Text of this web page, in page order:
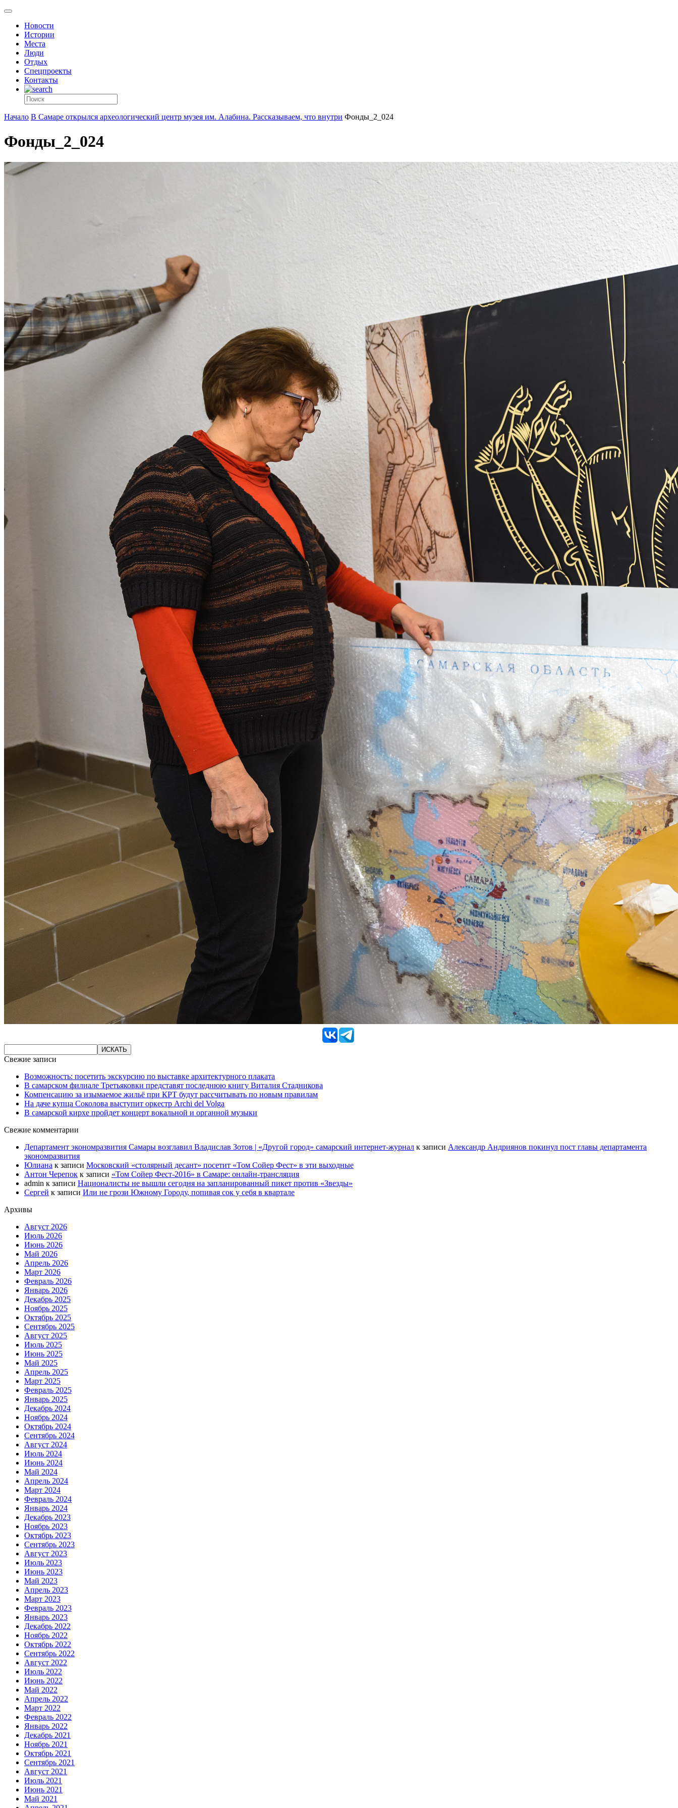
Новости
Истории
Места
Люди
Отдых
Спецпроекты
Контакты
Начало В Самаре открылся археологический центр музея им. Алабина. Рассказываем, что внутри Фонды_2_024
Фонды_2_024
Свежие записи
Возможность: посетить экскурсию по выставке архитектурного плаката
В самарском филиале Третьяковки представят последнюю книгу Виталия Стадникова
Компенсацию за изымаемое жильё при КРТ будут рассчитывать по новым правилам
На даче купца Соколова выступит оркестр Archi del Volga
В самарской кирхе пройдет концерт вокальной и органной музыки
Свежие комментарии
Департамент экономразвития Самары возглавил Владислав Зотов | «Другой город» самарский интернет-журнал к записи Александр Андриянов покинул пост главы департамента
экономразвития
Юлиана к записи Московский «столярный десант» посетит «Том Сойер Фест» в эти выходные
Антон Черепок к записи «Том Сойер Фест-2016» в Самаре: онлайн-трансляция
admin к записи Националисты не вышли сегодня на запланированный пикет против «Звезды»
Сергей к записи Или не грози Южному Городу, попивая сок у себя в квартале
Архивы
Август 2026
Июль 2026
Июнь 2026
Май 2026
Апрель 2026
Март 2026
Февраль 2026
Январь 2026
Декабрь 2025
Ноябрь 2025
Октябрь 2025
Сентябрь 2025
Август 2025
Июль 2025
Июнь 2025
Май 2025
Апрель 2025
Март 2025
Февраль 2025
Январь 2025
Декабрь 2024
Ноябрь 2024
Октябрь 2024
Сентябрь 2024
Август 2024
Июль 2024
Июнь 2024
Май 2024
Апрель 2024
Март 2024
Февраль 2024
Январь 2024
Декабрь 2023
Ноябрь 2023
Октябрь 2023
Сентябрь 2023
Август 2023
Июль 2023
Июнь 2023
Май 2023
Апрель 2023
Март 2023
Февраль 2023
Январь 2023
Декабрь 2022
Ноябрь 2022
Октябрь 2022
Сентябрь 2022
Август 2022
Июль 2022
Июнь 2022
Май 2022
Апрель 2022
Март 2022
Февраль 2022
Январь 2022
Декабрь 2021
Ноябрь 2021
Октябрь 2021
Сентябрь 2021
Август 2021
Июль 2021
Июнь 2021
Май 2021